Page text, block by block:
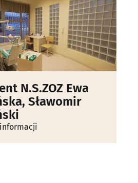
N.S.ZOZ Ewa
Sławomir